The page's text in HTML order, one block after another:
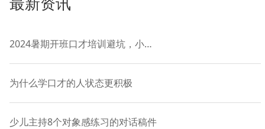
2024暑期开班口才培训避坑，小主持课程-语慧9年品牌授权
为什么学口才的人状态更积极
少儿主持8个对象感练习的对话稿件